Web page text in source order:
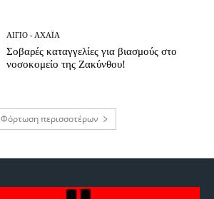
ΑΊΓΙΟ - ΑΧΑΪ́Α
Σοβαρές καταγγελίες για βιασμούς στο
νοσοκομείο της Ζακύνθου!
Φόρτωση περισσοτέρων